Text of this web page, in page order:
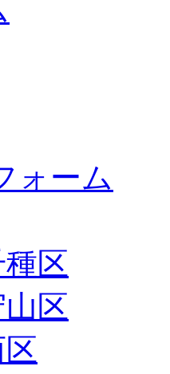
ォーム
区
区